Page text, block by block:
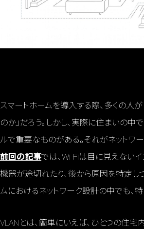
スマートホームを導入する際、多くの人
のか」だろう。しかし、実際に住まいの
ルで重要なものがある。それがネットワ
前回の記事では、Wi-Fiは目に見えないイ
機器が途切れたり、後から原因を特定し
ムにおけるネットワーク設計の中でも、
VLANとは、簡単にいえば、ひとつの住